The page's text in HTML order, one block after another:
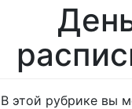
В этой рубрике вы